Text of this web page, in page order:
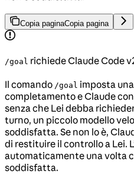
Copia paginaCopia pagina
/goal richiede Claude Code
Il comando /goal imposta
completamento e Claude
senza che Lei debba
turno, un piccolo modello
soddisfatta. Se non lo è,
di restituire il controllo a Lei.
automaticamente una volta
soddisfatta.